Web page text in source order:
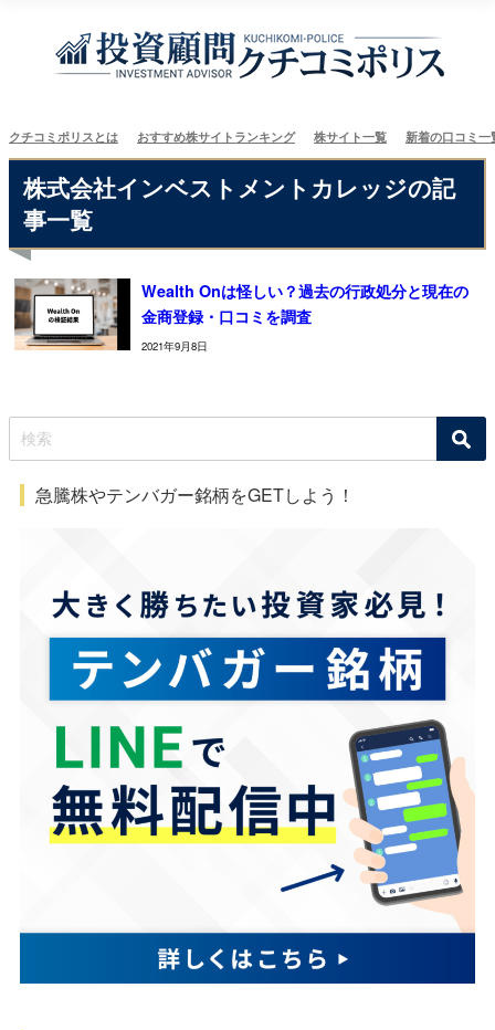
クチコミポリスとは おすすめ株サイトランキング 株サイト一覧 新着の口コミ一
株式会社インベストメントカレッジの記
事一覧
Wealth Onは怪しい？過去の行政処分と現在の
金商登録・口コミを調査
2021年9月8日
急騰株やテンバガー銘柄をGETしよう！